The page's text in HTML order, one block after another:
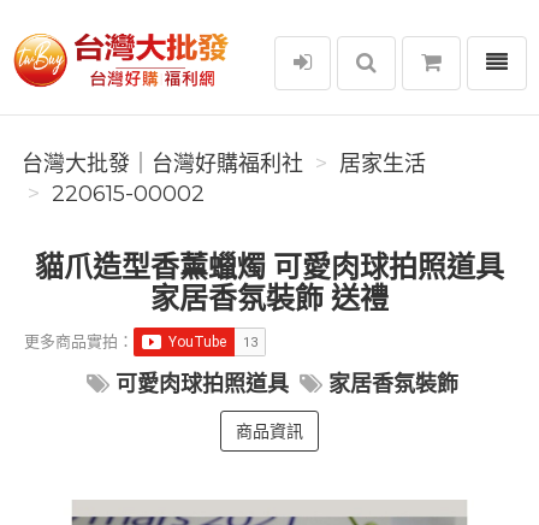
台灣大批發｜台灣好購福利社
選單
台灣大批發｜台灣好購福利社
居家生活
220615-00002
貓爪造型香薰蠟燭 可愛肉球拍照道具
家居香氛裝飾 送禮
更多商品實拍：
可愛肉球拍照道具 家居香氛裝飾
商品資訊